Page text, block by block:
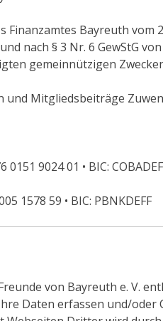
Bayreuth vom
nach § 3 Nr. 6 GewStG
gemeinnützigen
und Mitgliedsbeiträge
9024 01 • BIC:
1578 59 • BIC: PBNKDEFF
von Bayreuth e. V.
Daten erfassen und/oder